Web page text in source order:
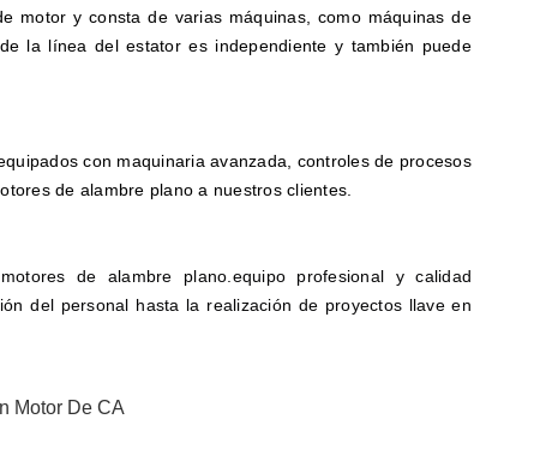
motor y consta de varias máquinas, como máquinas de
la línea del estator es independiente y también puede
con maquinaria avanzada, controles de procesos
de alambre plano a nuestros clientes.
de alambre plano.equipo profesional y calidad
del personal hasta la realización de proyectos llave en
Motor De CA